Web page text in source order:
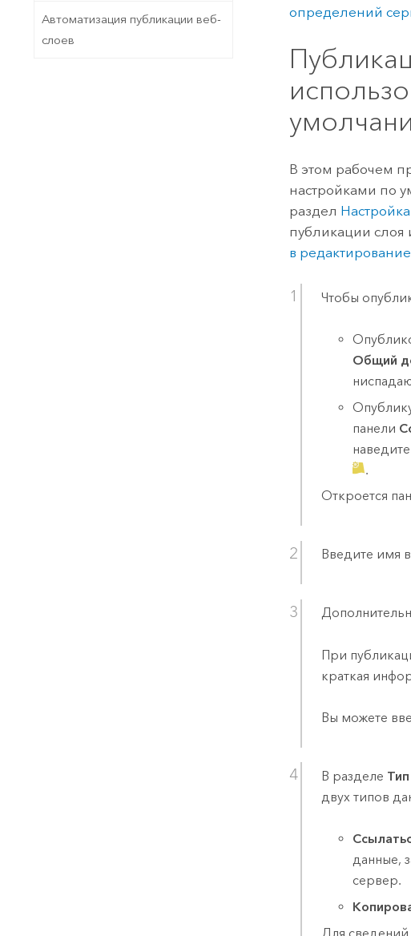
Автоматизация публикации веб-
слоев
определений
В этом рабочем
настройками по
раздел
публикации слоя
в
Чтобы
Общий
панели
.
Откроется
Введите имя
При
краткая
Вы можете
В разделе
двух типов
данные,
сервер.
Для